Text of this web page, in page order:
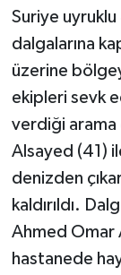
Suriye
dalgalarına
üzerine
ekipleri sevk
verdiği arama
Alsayed (41)
denizden
kaldırıldı.
Ahmed Omar
hastanede